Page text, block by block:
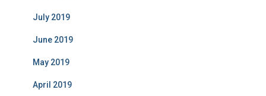
July 2019
June 2019
May 2019
April 2019